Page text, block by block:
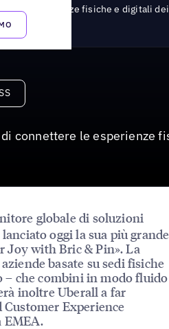
le esperienze fisiche e digitali
Press
connettere le esperienze
globale di soluzioni
oggi la sua più grande
Joy with Bric & Pin». La
basate su sedi fisiche
– che combini in modo fluido
inoltre Uberall a far
Experience
EMEA.